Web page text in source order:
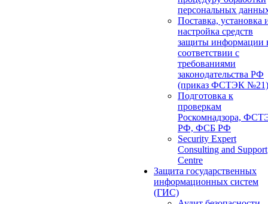
персональных
Поставка, установка
настройка средств
защиты информации
соответствии с
требованиями
законодательства РФ
(приказ ФСТЭК №21)
Подготовка к
проверкам
Роскомнадзора,
РФ, ФСБ РФ
Security Expert
Consulting and Support
Centre
Защита государственных
информационных систем
(ГИС)